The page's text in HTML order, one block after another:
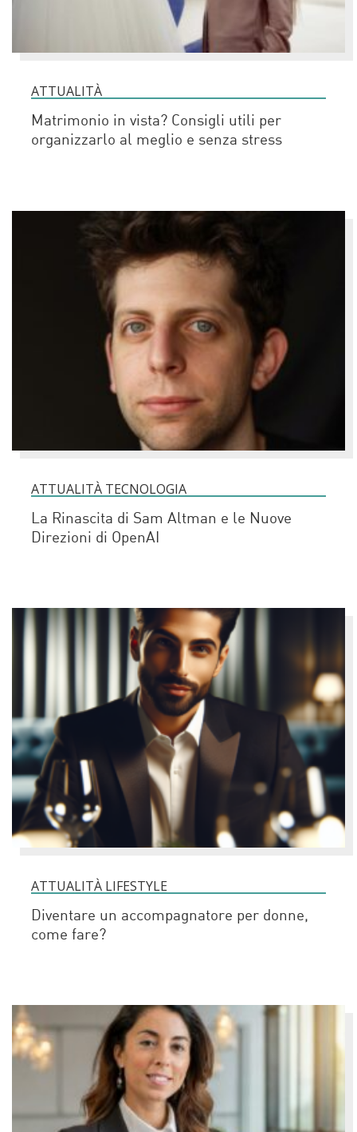
ATTUALITÀ
Matrimonio in vista? Consigli utili per
organizzarlo al meglio e senza stress
ATTUALITÀ TECNOLOGIA
La Rinascita di Sam Altman e le Nuove
Direzioni di OpenAI
ATTUALITÀ LIFESTYLE
Diventare un accompagnatore per donne,
come fare?